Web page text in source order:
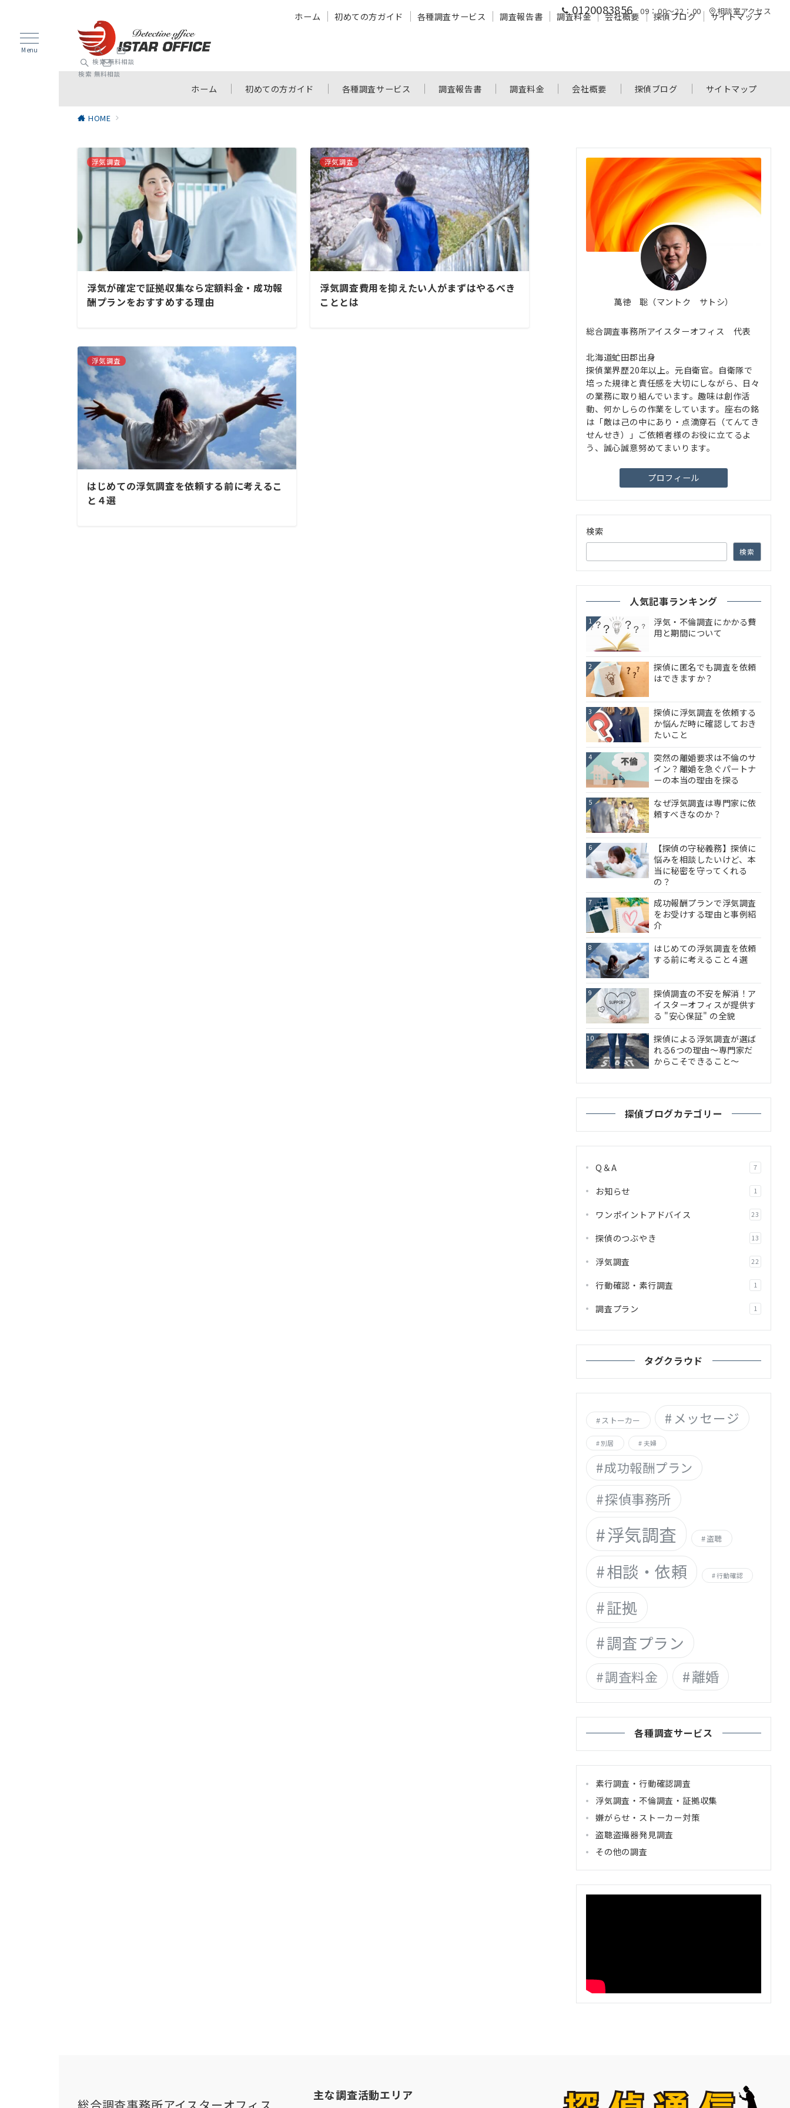
0120083856 09：00～22：00 相談室アクセス
検索 無料相談
ホーム 初めての方ガイド 各種調査サービス 調査報告書 調査料金 会社概要 探偵ブログ サイトマップ
ホーム 初めての方ガイド 各種調査サービス 調査報告書 調査料金 会社概要 探偵ブログ サイトマップ
検索 無料相談
HOME
浮気調査
浮気が確定で証拠収集なら定額料金・成功報
酬プランをおすすめする理由
浮気調査
浮気調査費用を抑えたい人がまずはやるべき
こととは
浮気調査
はじめての浮気調査を依頼する前に考えるこ
と４選
萬徳 聡（マントク サトシ）
総合調査事務所アイスターオフィス 代表
北海道虻田郡出身
探偵業界歴20年以上。元自衛官。自衛隊で
培った規律と責任感を大切にしながら、日々
の業務に取り組んでいます。趣味は創作活
動、何かしらの作業をしています。座右の銘
は「敵は己の中にあり・点滴穿石（てんてき
せんせき）」ご依頼者様のお役に立てるよ
う、誠心誠意努めてまいります。
プロフィール
検索
検索
人気記事ランキング
1
浮気・不倫調査にかかる費
用と期間について
2
探偵に匿名でも調査を依頼
はできますか？
3
探偵に浮気調査を依頼する
か悩んだ時に確認しておき
たいこと
4
突然の離婚要求は不倫のサ
イン？離婚を急ぐパートナ
ーの本当の理由を探る
5
なぜ浮気調査は専門家に依
頼すべきなのか？
6
【探偵の守秘義務】探偵に
悩みを相談したいけど、本
当に秘密を守ってくれる
の？
7
成功報酬プランで浮気調査
をお受けする理由と事例紹
介
8
はじめての浮気調査を依頼
する前に考えること４選
9
探偵調査の不安を解消！ア
イスターオフィスが提供す
る "安心保証" の全貌
10
探偵による浮気調査が選ば
れる6つの理由～専門家だ
からこそできること～
探偵ブログカテゴリー
Q＆A 7
お知らせ 1
ワンポイントアドバイス 23
探偵のつぶやき 13
浮気調査 22
行動確認・素行調査 1
調査プラン 1
タグクラウド
ストーカー メッセージ
別居 夫婦
成功報酬プラン
探偵事務所
浮気調査 盗聴
相談・依頼 行動確認
証拠
調査プラン
調査料金 離婚
各種調査サービス
素行調査・行動確認調査
浮気調査・不倫調査・証拠収集
嫌がらせ・ストーカー対策
盗聴盗撮器発見調査
その他の調査
総合調査事務所アイスターオフィス
主な調査活動エリア
Menu